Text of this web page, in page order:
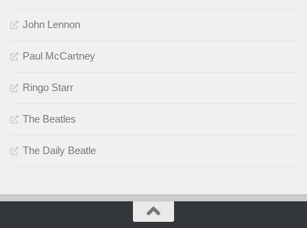
John Lennon
Paul McCartney
Ringo Starr
The Beatles
The Daily Beatle